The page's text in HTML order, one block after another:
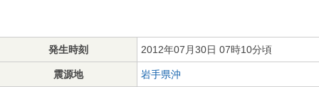
発生時刻 2012年07月30日 07時10分頃
震源地 岩手県沖